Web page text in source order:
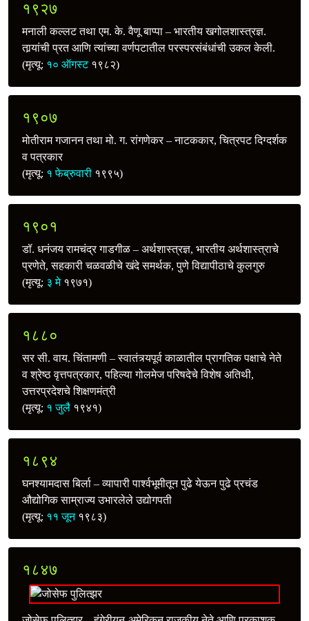
१९२७
मनाली कल्लट तथा एम. के. वैणू बाप्पा – भारतीय खगोलशास्त्रज्ञ.
तार्‍यांची प्रत आणि त्यांच्या वर्णपटातील परस्परसंबंधांची उकल केली.
(मृत्यू: १० ऑगस्ट१९८२)
१९०७
मोतीराम गजानन तथा मो. ग. रांगणेकर – नाटककार, चित्रपट दिग्दर्शक
व पत्रकार
(मृत्यू: १ फेब्रुवारी १९९५)
१९०१
डॉ. धनंजय रामचंद्र गाडगीळ – अर्थशास्त्रज्ञ, भारतीय अर्थशास्त्राचे
प्रणेते, सहकारी चळवळीचे खंदे समर्थक, पुणे विद्यापीठाचे कुलगुरु
(मृत्यू: ३ मे१९७१)
१८८०
सर सी. वाय. चिंतामणी – स्वातंत्र्यपूर्व काळातील प्रागतिक पक्षाचे नेते
व श्रेष्ठ वृत्तपत्रकार, पहिल्या गोलमेज परिषदेचे विशेष अतिथी,
उत्तरप्रदेशचे शिक्षणमंत्री
(मृत्यू: १ जुलै १९४१)
१८९४
घनश्यामदास बिर्ला – व्यापारी पार्श्वभूमीतून पुढे येऊन पुढे प्रचंड
औद्योगिक साम्राज्य उभारलेले उद्योगपती
(मृत्यू: ११ जून१९८३)
१८४७